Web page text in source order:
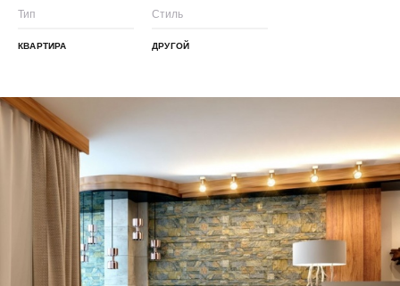
Тип
КВАРТИРА
Стиль
ДРУГОЙ